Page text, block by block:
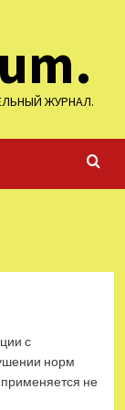
ЖУРНАЛ.
с
норм
не